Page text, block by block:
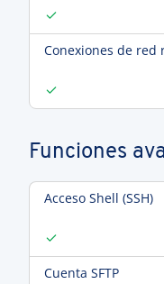
Conexiones de red
Funciones
Acceso Shell (SSH)
Cuenta SFTP